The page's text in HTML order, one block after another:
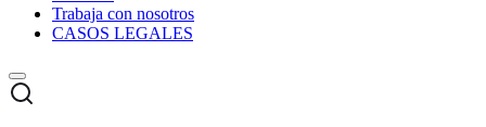
Trabaja con nosotros
CASOS LEGALES